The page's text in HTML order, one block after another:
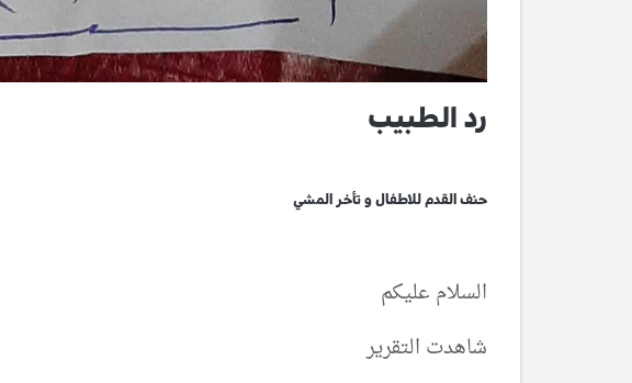
رد الطبيب
حنف القدم للاطفال و تأخر المشي
السلام عليكم
شاهدت التقرير